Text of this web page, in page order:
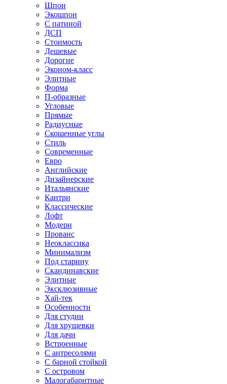
Шпон
Экошпон
С патиной
ДСП
Стоимость
Дешевые
Дорогие
Эконом-класс
Элитные
Форма
П-образные
Угловые
Прямые
Радиусные
Скошенные углы
Стиль
Современные
Евро
Английские
Дизайнерские
Итальянские
Кантри
Классические
Лофт
Модерн
Прованс
Неоклассика
Минимализм
Под старину
Скандинавские
Элитные
Эксклюзивные
Хай-тек
Особенности
Для студии
Для хрущевки
Для дачи
Встроенные
С антресолями
С барной стойкой
С островом
Малогабаритные